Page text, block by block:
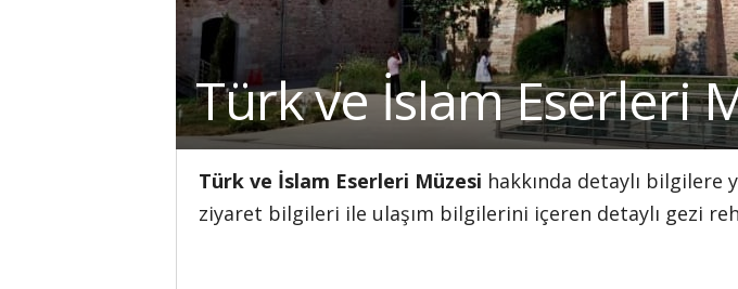
Türk ve İslam Eserleri
Türk ve İslam Eserleri Müzesi hakkında detaylı bilgilere
ziyaret bilgileri ile ulaşım bilgilerini içeren detaylı gezi